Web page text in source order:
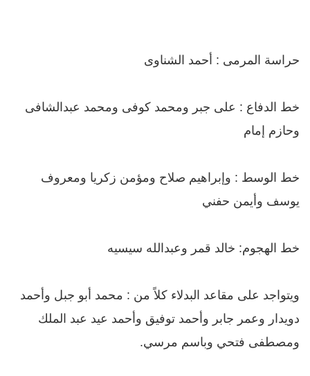
حراسة المرمى : أحمد الشناوى
خط الدفاع : على جبر ومحمد كوفى ومحمد عبدالشافى
وحازم إمام
خط الوسط : وإبراهيم صلاح ومؤمن زكريا ومعروف
يوسف وأيمن حفني
خط الهجوم: خالد قمر وعبدالله سيسيه
ويتواجد على مقاعد البدلاء كلاً من : محمد أبو جبل وأحمد
دويدار وعمر جابر وأحمد توفيق وأحمد عيد عبد الملك
ومصطفى فتحي وباسم مرسي.